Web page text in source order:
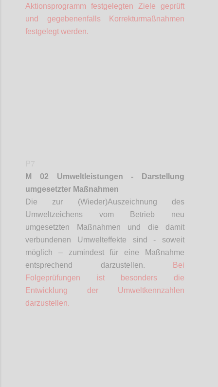
Aktionsprogramm festgelegten Ziele geprüft
und gegebenenfalls Korrekturmaßnahmen
festgelegt werden.
M 02 Umweltleistungen - Darstellung
umgesetzter Maßnahmen
Die zur (Wieder)Auszeichnung des
Umweltzeichens vom Betrieb neu
umgesetzten Maßnahmen und die damit
verbundenen Umwelteffekte sind - soweit
möglich – zumindest für eine Maßnahme
entsprechend darzustellen.
Bei
Folgeprüfungen ist besonders die
Entwicklung der Umweltkennzahlen
darzustellen.